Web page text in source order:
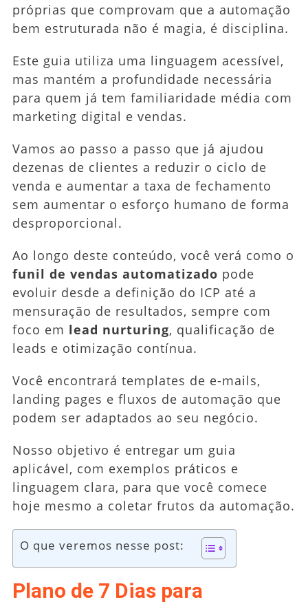
próprias que comprovam que a automação
bem estruturada não é magia, é disciplina.
Este guia utiliza uma linguagem acessível,
mas mantém a profundidade necessária
para quem já tem familiaridade média com
marketing digital e vendas.
Vamos ao passo a passo que já ajudou
dezenas de clientes a reduzir o ciclo de
venda e aumentar a taxa de fechamento
sem aumentar o esforço humano de forma
desproporcional.
Ao longo deste conteúdo, você verá como o
funil de vendas automatizado pode
evoluir desde a definição do ICP até a
mensuração de resultados, sempre com
foco em lead nurturing, qualificação de
leads e otimização contínua.
Você encontrará templates de e-mails,
landing pages e fluxos de automação que
podem ser adaptados ao seu negócio.
Nosso objetivo é entregar um guia
aplicável, com exemplos práticos e
linguagem clara, para que você comece
hoje mesmo a coletar frutos da automação.
O que veremos nesse post:
Plano de 7 Dias para